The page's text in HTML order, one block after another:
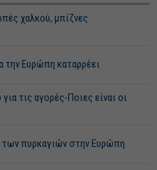
χαλκού, μπίζνες
την Ευρώπη καταρρέει
τις αγορές-Ποιες είναι οι
πυρκαγιών στην Ευρώπη